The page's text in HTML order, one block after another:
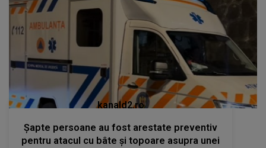
kanald2.ro
Șapte persoane au fost arestate preventiv
pentru atacul cu bâte și topoare asupra unei